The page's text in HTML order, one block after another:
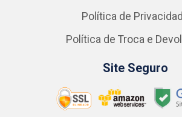
Política de
Política de Troca e
Site Seguro